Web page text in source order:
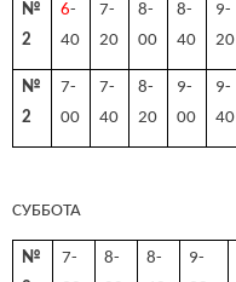
№
2
6-
40
7-
20
8-
00
8-
40
9-
20
№
2
7-
00
7-
40
8-
20
9-
00
9-
40
СУББОТА
№
7-
8-
8-
9-